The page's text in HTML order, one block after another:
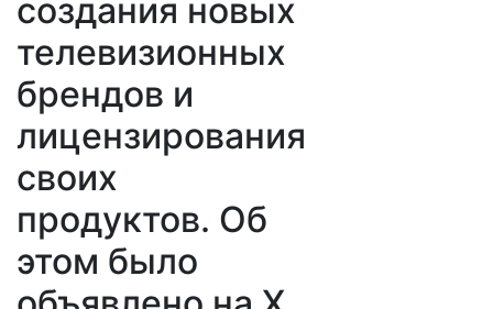
создания новых
телевизионных
брендов и
лицензирования
своих
продуктов. Об
этом было